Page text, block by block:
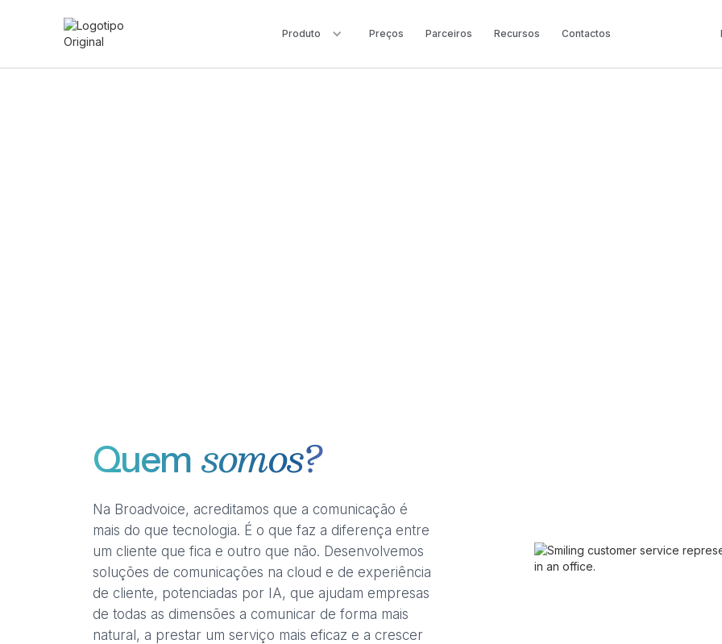
Produto Preços Parceiros Recursos Contactos
Quem somos?
Na Broadvoice, acreditamos que a comunicação é
mais do que tecnologia. É o que faz a diferença entre
um cliente que fica e outro que não. Desenvolvemos
soluções de comunicações na cloud e de experiência
de cliente, potenciadas por IA, que ajudam empresas
de todas as dimensões a comunicar de forma mais
natural, a prestar um serviço mais eficaz e a crescer